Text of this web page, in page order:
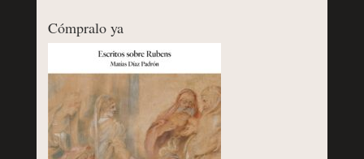
Cómpralo ya